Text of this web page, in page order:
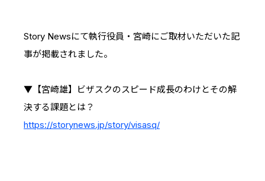
会社概要・拠点
IR情報
IR情報トップ
IRライブラリ
採用情報
採用サイト（日本）
Story Newsにて執行役員・宮崎にご取材いただいた記
事が掲載されました。
▼【宮崎雄】ビザスクのスピード成長のわけとその解
決する課題とは？
https://storynews.jp/story/visasq/